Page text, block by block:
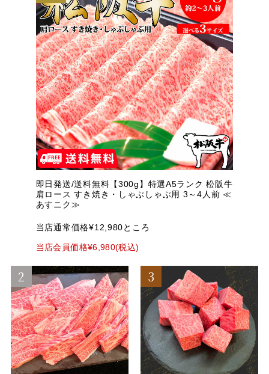
即日発送/送料無料【300g】特選A5ランク 松阪牛
肩ロース すき焼き・しゃぶしゃぶ用 3～4人前 ≪
あすニク≫
当店通常価格¥12,980ところ
当店会員価格¥6,980(税込)